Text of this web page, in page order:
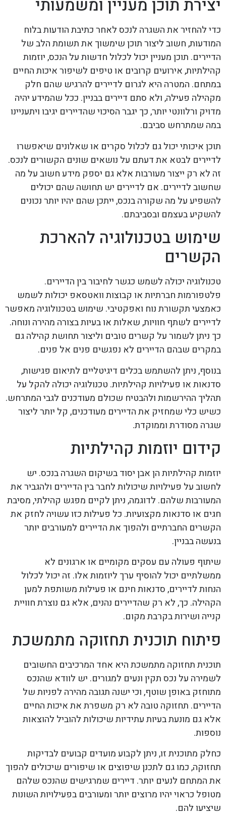
יצירת תוכן מעניין ומשמעותי
כדי להחזיר את השגרה לנכס לאחר כתיבת הודעות בלוח
המודעות, חשוב ליצור תוכן שימשוך את תשומת הלב של
הדיירים. תוכן מעניין יכול לכלול חדשות על הנכס, יוזמות
קהילתיות, אירועים קרובים או טיפים לשיפור איכות החיים
במתחם. המטרה היא לגרום לדיירים להרגיש שהם חלק
מקהילה פעילה, ולא סתם דיירים בבניין. ככל שהמידע יהיה
מדויק ורלוונטי יותר, כך יגבר הסיכוי שהדיירים יגיבו ויתעניינו
במה שמתרחש סביבם.
תוכן איכותי יכול גם לכלול סקרים או שאלונים שיאפשרו
לדיירים לבטא את דעתם על נושאים שונים הקשורים לנכס.
זה לא רק ייצור מעורבות אלא גם יספק מידע חשוב על מה
שחשוב לדיירים. אם לדיירים יש תחושה שהם יכולים
להשפיע על מה שקורה בנכס, ייתכן שהם יהיו יותר נכונים
להשקיע בעצמם ובסביבתם.
שימוש בטכנולוגיה להארכת
הקשרים
טכנולוגיה יכולה לשמש כגשר לחיבור בין הדיירים.
פלטפורמות חברתיות או קבוצות וואטסאפ יכולות לשמש
כאמצעי תקשורת נוח ואפקטיבי. שימוש בטכנולוגיה מאפשר
לדיירים לשתף חוויות, שאלות או בעיות בצורה מהירה ונוחה.
כך ניתן לשמור על קשרים טובים וליצור תחושת קהילה גם
במקרים שבהם הדיירים לא נפגשים פנים אל פנים.
בנוסף, ניתן להשתמש בכלים דיגיטליים לתיאום פגישות,
סדנאות או פעילויות קהילתיות. טכנולוגיה יכולה להקל על
תהליך ההירשמות ולהבטיח שכולם מעודכנים לגבי המתרחש.
כשיש כלי שמחזיק את הדיירים מעודכנים, קל יותר ליצור
שגרה מסודרת וממוקדת.
קידום יוזמות קהילתיות
יוזמות קהילתיות הן אבן יסוד בשיקום השגרה בנכס. יש
לחשוב על פעילויות שיכולות לחבר בין הדיירים ולהגביר את
המעורבות שלהם. לדוגמה, ניתן לקיים מפגש קהילתי, מסיבת
חגים או סדנאות מקצועיות. כל פעילות כזו עשויה לחזק את
הקשרים החברתיים ולהפוך את הדיירים למעורבים יותר
בנעשה בבניין.
שיתוף פעולה עם עסקים מקומיים או ארגונים לא
ממשלתיים יכול להוסיף ערך ליוזמות אלו. זה יכול לכלול
הנחות לדיירים, סדנאות חינם או פעילות משותפת למען
הקהילה. כך, לא רק שהדיירים נהנים, אלא גם נוצרת חוויית
קנייה ושירות בקרבת מקום.
פיתוח תוכנית תחזוקה מתמשכת
תוכנית תחזוקה מתמשכת היא אחד המרכיבים החשובים
לשמירה על נכס תקין ונעים למגורים. יש לוודא שהנכס
מתוחזק באופן שוטף, וכי ישנה תגובה מהירה לפניות של
הדיירים. תחזוקה טובה לא רק משפרת את איכות החיים
אלא גם מונעת בעיות עתידיות שיכולות להוביל להוצאות
נוספות.
כחלק מתוכנית זו, ניתן לקבוע מועדים קבועים לבדיקות
תחזוקה, כמו גם לתכנן שיפוצים או שיפורים שיכולים להפוך
את המתחם לנעים יותר. דיירים שמרגישים שהנכס שלהם
מטופל כראוי יהיו מרוצים יותר ומעורבים בפעילויות השונות
שיציעו להם.